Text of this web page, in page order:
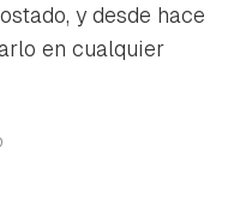
y desde hace
en cualquier